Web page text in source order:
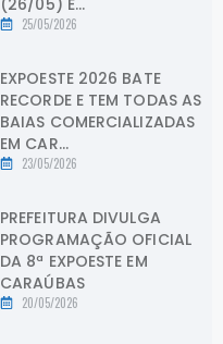
25/05/2026
EXPOESTE 2026 BATE
RECORDE E TEM TODAS AS
BAIAS COMERCIALIZADAS
EM CAR...
23/05/2026
PREFEITURA DIVULGA
PROGRAMAÇÃO OFICIAL
DA 8ª EXPOESTE EM
CARAÚBAS
20/05/2026